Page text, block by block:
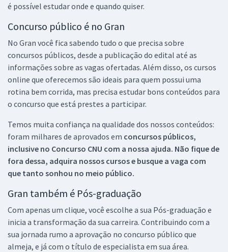
é possível estudar onde e quando quiser.
Concurso público é no Gran
No Gran você fica sabendo tudo o que precisa sobre
concursos públicos, desde a publicação do edital até as
informações sobre as vagas ofertadas. Além disso, os cursos
online que oferecemos são ideais para quem possui uma
rotina bem corrida, mas precisa estudar bons conteúdos para
o concurso que está prestes a participar.
Temos muita confiança na qualidade dos nossos conteúdos:
foram milhares de aprovados em concursos públicos,
inclusive no Concurso CNU com a nossa ajuda. Não fique de
fora dessa, adquira nossos cursos e busque a vaga com
que tanto sonhou no meio público.
Gran também é Pós-graduação
Com apenas um clique, você escolhe a sua Pós-graduação e
inicia a transformação da sua carreira. Contribuindo com a
sua jornada rumo a aprovação no concurso público que
almeja, e já com o título de especialista em sua área.